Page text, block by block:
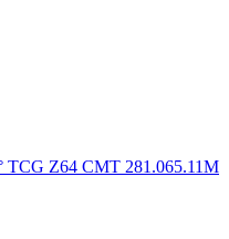
Z64 CMT 281.065.11M